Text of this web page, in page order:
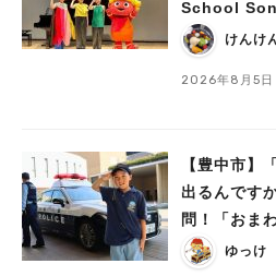
School
催！テーマ
けんけ
2026年8月5日
【豊中市】
出るんです
問！「おま
に参加しまし
ゆっけ
#今週どこいく？#自然とふれあう#ラン
#教えたい／教えて投稿記事#大阪学院